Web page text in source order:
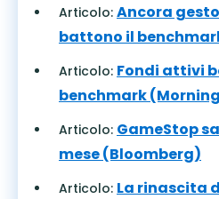
Articolo: Ancora
battono il
Articolo: Fondi attivi
benchmark
Articolo: GameStop
mese (Bloomberg)
Articolo: La rinascita